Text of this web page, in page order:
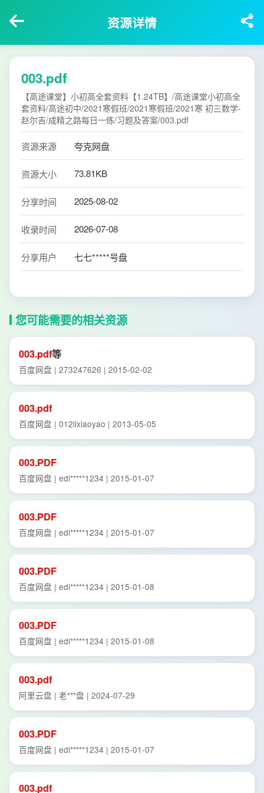
资源详情
003.pdf
【高途课堂】小初高全套资料【1.24TB】/高途课堂小初高全
套资料/高途初中/2021寒假班/2021寒假班/2021寒 初三数学-
赵尔吉/成精之路每日一练/习题及答案/003.pdf
资源来源 夸克网盘
资源大小 73.81KB
分享时间 2025-08-02
收录时间 2026-07-08
分享用户 七七*****号盘
您可能需要的相关资源
003.pdf等
百度网盘 | 273247626 | 2015-02-02
003.pdf
百度网盘 | 012lixiaoyao | 2013-05-05
003.PDF
百度网盘 | edi*****1234 | 2015-01-07
003.PDF
百度网盘 | edi*****1234 | 2015-01-07
003.PDF
百度网盘 | edi*****1234 | 2015-01-08
003.PDF
百度网盘 | edi*****1234 | 2015-01-08
003.pdf
阿里云盘 | 老***盘 | 2024-07-29
003.PDF
百度网盘 | edi*****1234 | 2015-01-07
003.pdf